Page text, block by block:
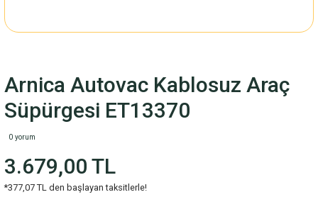
Arnica Autovac Kablosuz Araç
Süpürgesi ET13370
0 yorum
3.679,00 TL
*377,07 TL den başlayan taksitlerle!